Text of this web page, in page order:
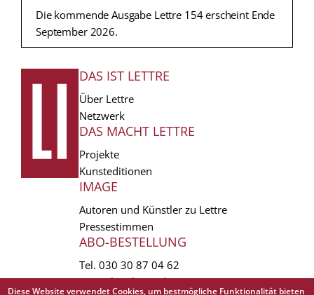
Die kommende Ausgabe Lettre 154 erscheint Ende
September 2026.
FUSSZEILE
DAS IST LETTRE
Über Lettre
Netzwerk
DAS MACHT LETTRE
Projekte
Kunsteditionen
IMAGE
Autoren und Künstler zu Lettre
Pressestimmen
ABO-BESTELLUNG
Tel. 030 30 87 04 62
vertrieb(at)lettre.de
Diese Website verwendet Cookies, um bestmögliche Funktionalität bieten